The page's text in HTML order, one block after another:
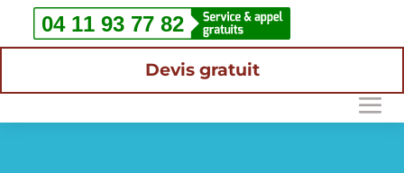
Devis gratuit